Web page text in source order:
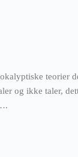
teorier
og ikke taler,